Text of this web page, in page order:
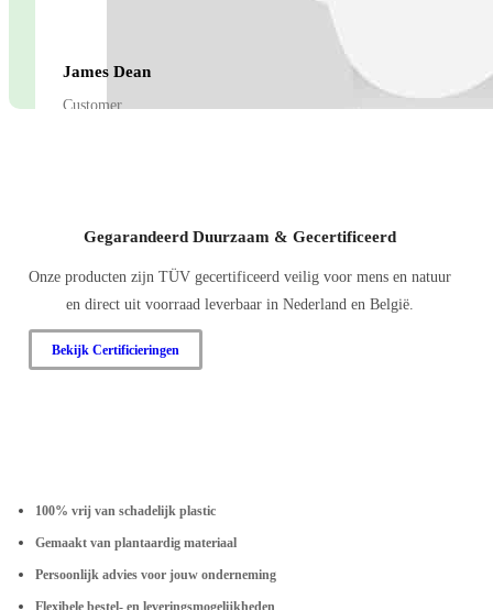
James Dean
Customer
Gegarandeerd Duurzaam & Gecertificeerd
Onze producten zijn TÜV gecertificeerd veilig voor mens en natuur
en direct uit voorraad leverbaar in Nederland en België.
Bekijk Certificieringen
100% vrij van schadelijk plastic
Gemaakt van plantaardig materiaal
Persoonlijk advies voor jouw onderneming
Flexibele bestel- en leveringsmogelijkheden